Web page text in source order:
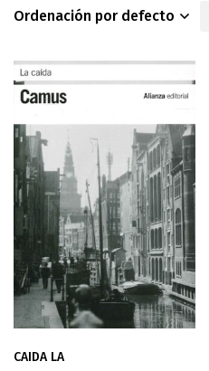
Ordenación por defecto
CAIDA LA